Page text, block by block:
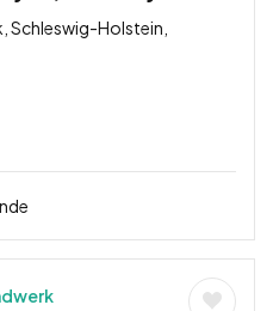
Schleswig-Holstein,